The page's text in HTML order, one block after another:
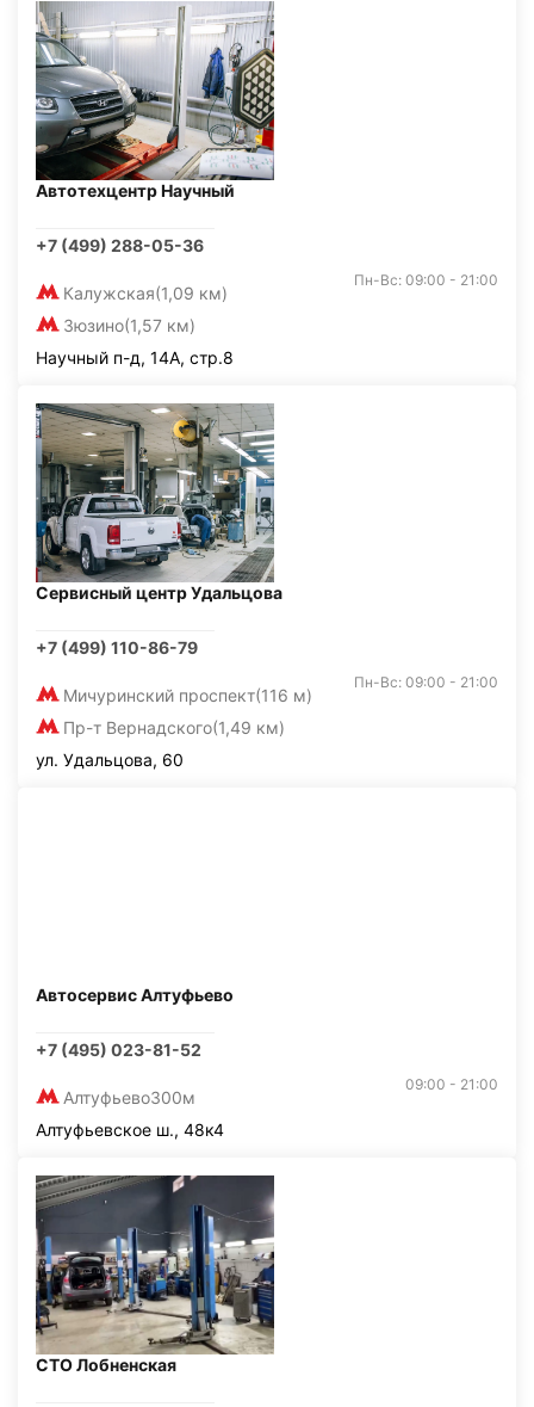
Автотехцентр Научный
+7 (499) 288-05-36
Калужская(1,09 км)
Зюзино(1,57 км)
Пн-Вс: 09:00 - 21:00
Научный п-д, 14А, стр.8
Сервисный центр Удальцова
+7 (499) 110-86-79
Мичуринский проспект(116 м)
Пр-т Вернадского(1,49 км)
Пн-Вс: 09:00 - 21:00
ул. Удальцова, 60
Автосервис Алтуфьево
+7 (495) 023-81-52
Алтуфьево300м
09:00 - 21:00
Алтуфьевское ш., 48к4
СТО Лобненская